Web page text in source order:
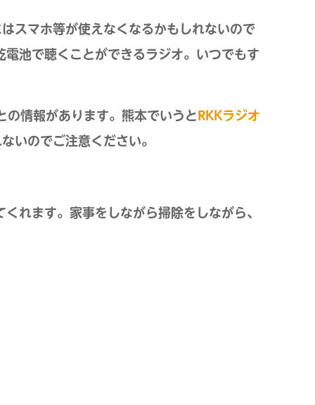
スマホ等が使えなくなるかもしれないので
池で聴くことができるラジオ。いつでもす
情報があります。熊本でいうとRKKラジオ
いのでご注意ください。
れます。家事をしながら掃除をしながら、